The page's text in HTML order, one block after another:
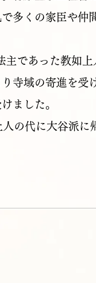
多くの家臣や仲
であった教如上
寺域の寄進を受
ました。
の代に大谷派に